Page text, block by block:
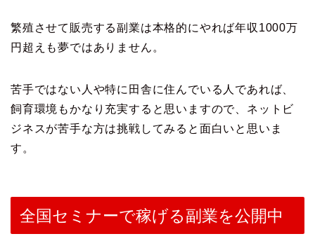
繁殖させて販売する副業は本格的にやれば年収1000万
円超えも夢ではありません。
苦手ではない人や特に田舎に住んでいる人であれば、
飼育環境もかなり充実すると思いますので、ネットビ
ジネスが苦手な方は挑戦してみると面白いと思いま
す。
全国セミナーで稼げる副業を公開中